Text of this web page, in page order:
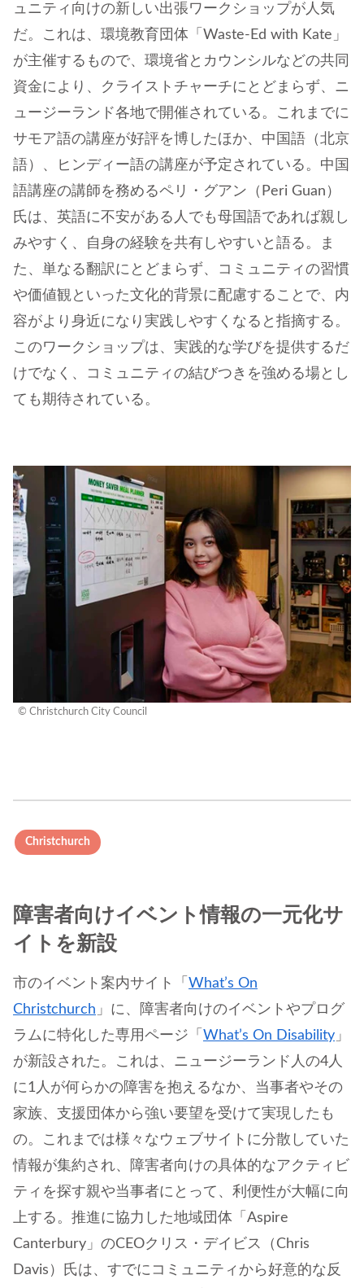
ュニティ向けの新しい出張ワークショップが人気
だ。これは、環境教育団体「Waste-Ed with Kate」
が主催するもので、環境省とカウンシルなどの共同
資金により、クライストチャーチにとどまらず、ニ
ュージーランド各地で開催されている。これまでに
サモア語の講座が好評を博したほか、中国語（北京
語）、ヒンディー語の講座が予定されている。中国
語講座の講師を務めるペリ・グアン（Peri Guan）
氏は、英語に不安がある人でも母国語であれば親し
みやすく、自身の経験を共有しやすいと語る。ま
た、単なる翻訳にとどまらず、コミュニティの習慣
や価値観といった文化的背景に配慮することで、内
容がより身近になり実践しやすくなると指摘する。
このワークショップは、実践的な学びを提供するだ
けでなく、コミュニティの結びつきを強める場とし
ても期待されている。
© Christchurch City Council
Christchurch
障害者向けイベント情報の一元化サ
イトを新設
市のイベント案内サイト「 What’s On
Christchurch 」に、障害者向けのイベントやプログ
ラムに特化した専用ページ「 What’s On Disability 」
が新設された。これは、ニュージーランド人の4人
に1人が何らかの障害を抱えるなか、当事者やその
家族、支援団体から強い要望を受けて実現したも
の。これまでは様々なウェブサイトに分散していた
情報が集約され、障害者向けの具体的なアクティビ
ティを探す親や当事者にとって、利便性が大幅に向
上する。推進に協力した地域団体「Aspire
Canterbury」のCEOクリス・デイビス（Chris
Davis）氏は、すでにコミュニティから好意的な反